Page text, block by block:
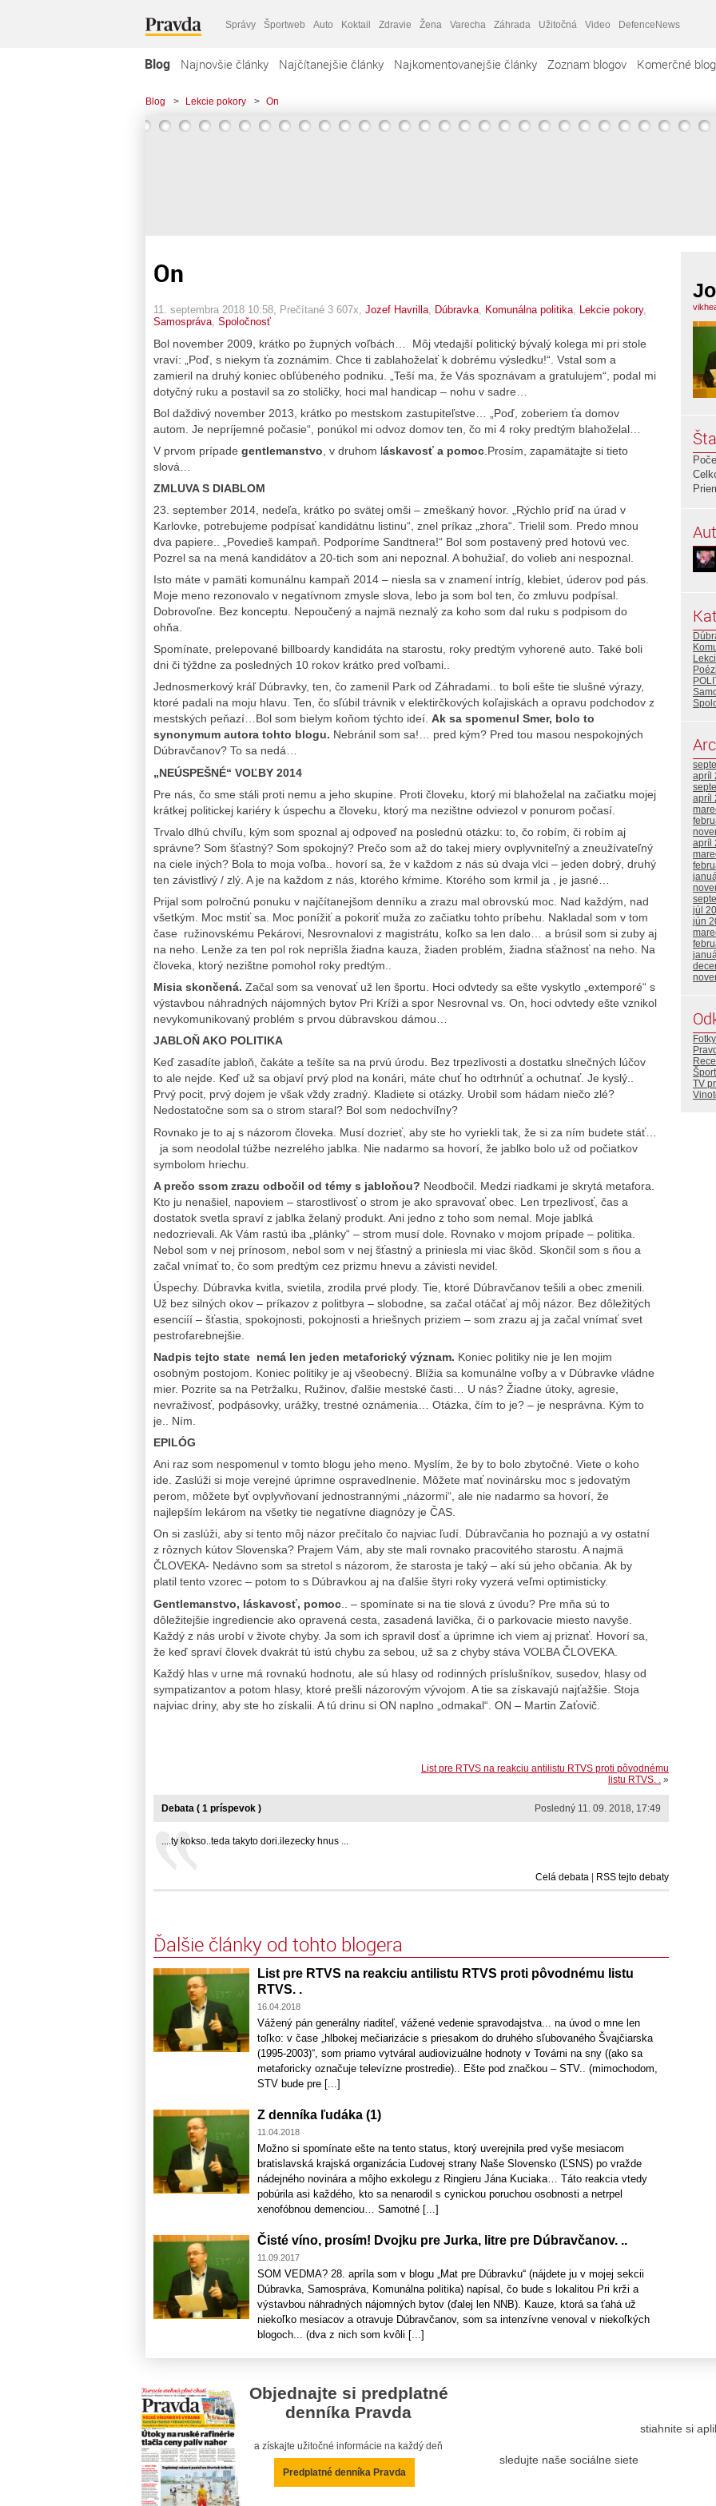
Správy Športweb Auto Koktail Zdravie Žena Varecha Záhrada Užitočná Video DefenceNews
Blog Najnovšie články Najčítanejšie články Najkomentovanejšie články Zoznam blogov Komerčné
Blog > Lekcie pokory > On
On
11. septembra 2018 10:58 , Prečítané 3 607x, Jozef Havrilla Dúbravka Komunálna politika Lekcie pokory,
Samospráva Spoločnosť
Bol november 2009, krátko po župných voľbách… Môj vtedajší politický bývalý kolega mi pri stole
vraví: „Poď, s niekym ťa zoznámim. Chce ti zablahoželať k dobrému výsledku!“. Vstal som a
zamieril na druhý koniec obľúbeného podniku. „Teší ma, že Vás spoznávam a gratulujem“, podal mi
dotyčný ruku a postavil sa zo stoličky, hoci mal handicap – nohu v sadre…
Bol daždivý november 2013, krátko po mestskom zastupiteľstve… „Poď, zoberiem ťa domov
autom. Je nepríjemné počasie“, ponúkol mi odvoz domov ten, čo mi 4 roky predtým blahoželal…
V prvom prípade gentlemanstvo , v druhom láskavosť a pomoc .Prosím, zapamätajte si tieto
slová…
ZMLUVA S DIABLOM
23. september 2014, nedeľa, krátko po svätej omši – zmeškaný hovor. „Rýchlo príď na úrad v
Karlovke, potrebujeme podpísať kandidátnu listinu“, znel príkaz „zhora“. Trielil som. Predo mnou
dva papiere.. „Povedieš kampaň. Podporíme Sandtnera!“ Bol som postavený pred hotovú vec.
Pozrel sa na mená kandidátov a 20-tich som ani nepoznal. A bohužiaľ, do volieb ani nespoznal.
Isto máte v pamäti komunálnu kampaň 2014 – niesla sa v znamení intríg, klebiet, úderov pod pás.
Moje meno rezonovalo v negatívnom zmysle slova, lebo ja som bol ten, čo zmluvu podpísal.
Dobrovoľne. Bez konceptu. Nepoučený a najmä neznalý za koho som dal ruku s podpisom do
ohňa.
Spomínate, prelepované billboardy kandidáta na starostu, roky predtým vyhorené auto. Také boli
dni či týždne za posledných 10 rokov krátko pred voľbami..
Jednosmerkový kráľ Dúbravky, ten, čo zamenil Park od Záhradami.. to boli ešte tie slušné výrazy,
ktoré padali na moju hlavu. Ten, čo sľúbil trávnik v elektirčkových koľajiskách a opravu podchodov z
mestských peňazí…Bol som bielym koňom týchto ideí. Ak sa spomenul Smer, bolo to
synonymum autora tohto blogu. Nebránil som sa!… pred kým? Pred tou masou nespokojných
Dúbravčanov? To sa nedá…
„NEÚSPEŠNÉ“ VOĽBY 2014
Pre nás, čo sme stáli proti nemu a jeho skupine. Proti človeku, ktorý mi blahoželal na začiatku mojej
krátkej politickej kariéry k úspechu a človeku, ktorý ma nezištne odviezol v ponurom počasí.
Trvalo dlhú chvíľu, kým som spoznal aj odpoveď na poslednú otázku: to, čo robím, či robím aj
správne? Som šťastný? Som spokojný? Prečo som až do takej miery ovplyvniteľný a zneužívateľný
na ciele iných? Bola to moja voľba.. hovorí sa, že v každom z nás sú dvaja vlci – jeden dobrý, druhý
ten závistlivý / zlý. A je na každom z nás, ktorého kŕmime. Ktorého som krmil ja , je jasné…
Prijal som polročnú ponuku v najčítanejšom denníku a zrazu mal obrovskú moc. Nad každým, nad
všetkým. Moc mstiť sa. Moc ponížiť a pokoriť muža zo začiatku tohto príbehu. Nakladal som v tom
čase ružinovskému Pekárovi, Nesrovnalovi z magistrátu, koľko sa len dalo… a brúsil som si zuby aj
na neho. Lenže za ten pol rok neprišla žiadna kauza, žiaden problém, žiadna sťažnosť na neho. Na
človeka, ktorý nezištne pomohol roky predtým..
Misia skončená. Začal som sa venovať už len športu. Hoci odvtedy sa ešte vyskytlo „extemporé“ s
výstavbou náhradných nájomných bytov Pri Kríži a spor Nesrovnal vs. On, hoci odvtedy ešte vznikol
nevykomunikovaný problém s prvou dúbravskou dámou…
JABLOŇ AKO POLITIKA
Keď zasadíte jabloň, čakáte a tešíte sa na prvú úrodu. Bez trpezlivosti a dostatku slnečných lúčov
to ale nejde. Keď už sa objaví prvý plod na konári, máte chuť ho odtrhnúť a ochutnať. Je kyslý..
Prvý pocit, prvý dojem je však vždy zradný. Kladiete si otázky. Urobil som hádam niečo zlé?
Nedostatočne som sa o strom staral? Bol som nedochvíľny?
Rovnako je to aj s názorom človeka. Musí dozrieť, aby ste ho vyriekli tak, že si za ním budete stáť…
ja som neodolal túžbe nezrelého jablka. Nie nadarmo sa hovorí, že jablko bolo už od počiatkov
symbolom hriechu.
A prečo ssom zrazu odbočil od témy s jabloňou? Neodbočil. Medzi riadkami je skrytá metafora.
Kto ju nenašiel, napoviem – starostlivosť o strom je ako spravovať obec. Len trpezlivosť, čas a
dostatok svetla spraví z jablka želaný produkt. Ani jedno z toho som nemal. Moje jablká
nedozrievali. Ak Vám rastú iba „plánky“ – strom musí dole. Rovnako v mojom prípade – politika.
Nebol som v nej prínosom, nebol som v nej šťastný a priniesla mi viac škôd. Skončil som s ňou a
začal vnímať to, čo som predtým cez prizmu hnevu a závisti nevidel.
Úspechy. Dúbravka kvitla, svietila, zrodila prvé plody. Tie, ktoré Dúbravčanov tešili a obec zmenili.
Už bez silných okov – príkazov z politbyra – slobodne, sa začal otáčať aj môj názor. Bez dôležitých
esenciíí – šťastia, spokojnosti, pokojnosti a hriešnych priziem – som zrazu aj ja začal vnímať svet
pestrofarebnejšie.
Nadpis tejto state nemá len jeden metaforický význam. Koniec politiky nie je len mojim
osobným postojom. Koniec politiky je aj všeobecný. Blížia sa komunálne voľby a v Dúbravke vládne
mier. Pozrite sa na Petržalku, Ružinov, ďalšie mestské časti… U nás? Žiadne útoky, agresie,
nevraživosť, podpásovky, urážky, trestné oznámenia… Otázka, čím to je? – je nesprávna. Kým to
je.. Ním.
EPILÓG
Ani raz som nespomenul v tomto blogu jeho meno. Myslím, že by to bolo zbytočné. Viete o koho
ide. Zaslúži si moje verejné úprimne ospravedlnenie. Môžete mať novinársku moc s jedovatým
perom, môžete byť ovplyvňovaní jednostrannými „názormi“, ale nie nadarmo sa hovorí, že
najlepším lekárom na všetky tie negatívne diagnózy je ČAS.
On si zaslúži, aby si tento môj názor prečítalo čo najviac ľudí. Dúbravčania ho poznajú a vy ostatní
z rôznych kútov Slovenska? Prajem Vám, aby ste mali rovnako pracovitého starostu. A najmä
ČLOVEKA- Nedávno som sa stretol s názorom, že starosta je taký – akí sú jeho občania. Ak by
platil tento vzorec – potom to s Dúbravkou aj na ďalšie štyri roky vyzerá veľmi optimisticky.
Gentlemanstvo, láskavosť, pomoc .. – spomínate si na tie slová z úvodu? Pre mňa sú to
dôležitejšie ingrediencie ako opravená cesta, zasadená lavička, či o parkovacie miesto navyše.
Každý z nás urobí v živote chyby. Ja som ich spravil dosť a úprimne ich viem aj priznať. Hovorí sa,
že keď spraví človek dvakrát tú istú chybu za sebou, už sa z chyby stáva VOĽBA ČLOVEKA.
Každý hlas v urne má rovnakú hodnotu, ale sú hlasy od rodinných príslušníkov, susedov, hlasy od
sympatizantov a potom hlasy, ktoré prešli názorovým vývojom. A tie sa získavajú najťažšie. Stoja
najviac driny, aby ste ho získalii. A tú drinu si ON naplno „odmakal“. ON – Martin Zaťovič.
List pre RTVS na reakciu antilistu RTVS proti pôvodnému
listu RTVS. . »
Posledný 11. 09. 2018, 17:49
Debata ( 1 príspevok )
....ty kokso..teda takyto dori.ilezecky hnus ...
Celá debata | RSS tejto debaty
Ďalšie články od tohto blogera
List pre RTVS na reakciu antilistu RTVS proti pôvodnému listu
RTVS. .
16.04.2018
Vážený pán generálny riaditeľ, vážené vedenie spravodajstva... na úvod o mne len
toľko: v čase „hlbokej mečiarizácie s priesakom do druhého sľubovaného Švajčiarska
(1995-2003)“, som priamo vytváral audiovizuálne hodnoty v Továrni na sny ((ako sa
metaforicky označuje televízne prostredie).. Ešte pod značkou – STV.. (mimochodom,
STV bude pre [...]
Z denníka ľudáka (1)
11.04.2018
Možno si spomínate ešte na tento status, ktorý uverejnila pred vyše mesiacom
bratislavská krajská organizácia Ľudovej strany Naše Slovensko (ĽSNS) po vražde
nádejného novinára a môjho exkolegu z Ringieru Jána Kuciaka… Táto reakcia vtedy
pobúrila asi každého, kto sa nenarodil s cynickou poruchou osobnosti a netrpel
xenofóbnou demenciou… Samotné [...]
Čisté víno, prosím! Dvojku pre Jurka, litre pre Dúbravčanov. ..
11.09.2017
SOM VEDMA? 28. apríla som v blogu „Mat pre Dúbravku“ (nájdete ju v mojej sekcii
Dúbravka, Samospráva, Komunálna politika) napísal, čo bude s lokalitou Pri krži a
výstavbou náhradných nájomných bytov (ďalej len NNB). Kauze, ktorá sa ťahá už
niekoľko mesiacov a otravuje Dúbravčanov, som sa intenzívne venoval v niekoľkých
blogoch... (dva z nich som kvôli [...]
apríl
apríl
apríl
júl
jún
Fotky
Šport
TV
Objednajte si predplatné
denníka Pravda
a získajte užitočné informácie na každý deň
Predplatné denníka Pravda
sledujte naše sociálne siete
stiahnite si